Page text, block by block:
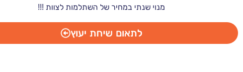
מנוי שנתי במחיר של השתלמות לצוות !!!
לתאום שיחת יעוץ